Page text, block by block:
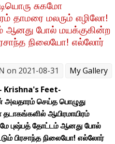
சுகமோ
தாமரை மலரும் எழிலோ!
ஆனது போல் மயக்குகின்ற
நிலையோ! எல்லோர்
on 2021-08-31
My Gallery
Krishna's Feet-
செய்த பொழுது
ஆயிரமாயிரம்
புஷ்பத் தோட்டம் ஆனது போல்
பிரசாந்த நிலையோ! எல்லோர்